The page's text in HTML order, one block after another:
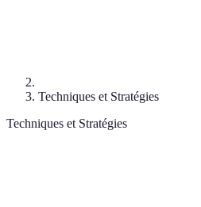
Techniques et Stratégies
Techniques et Stratégies